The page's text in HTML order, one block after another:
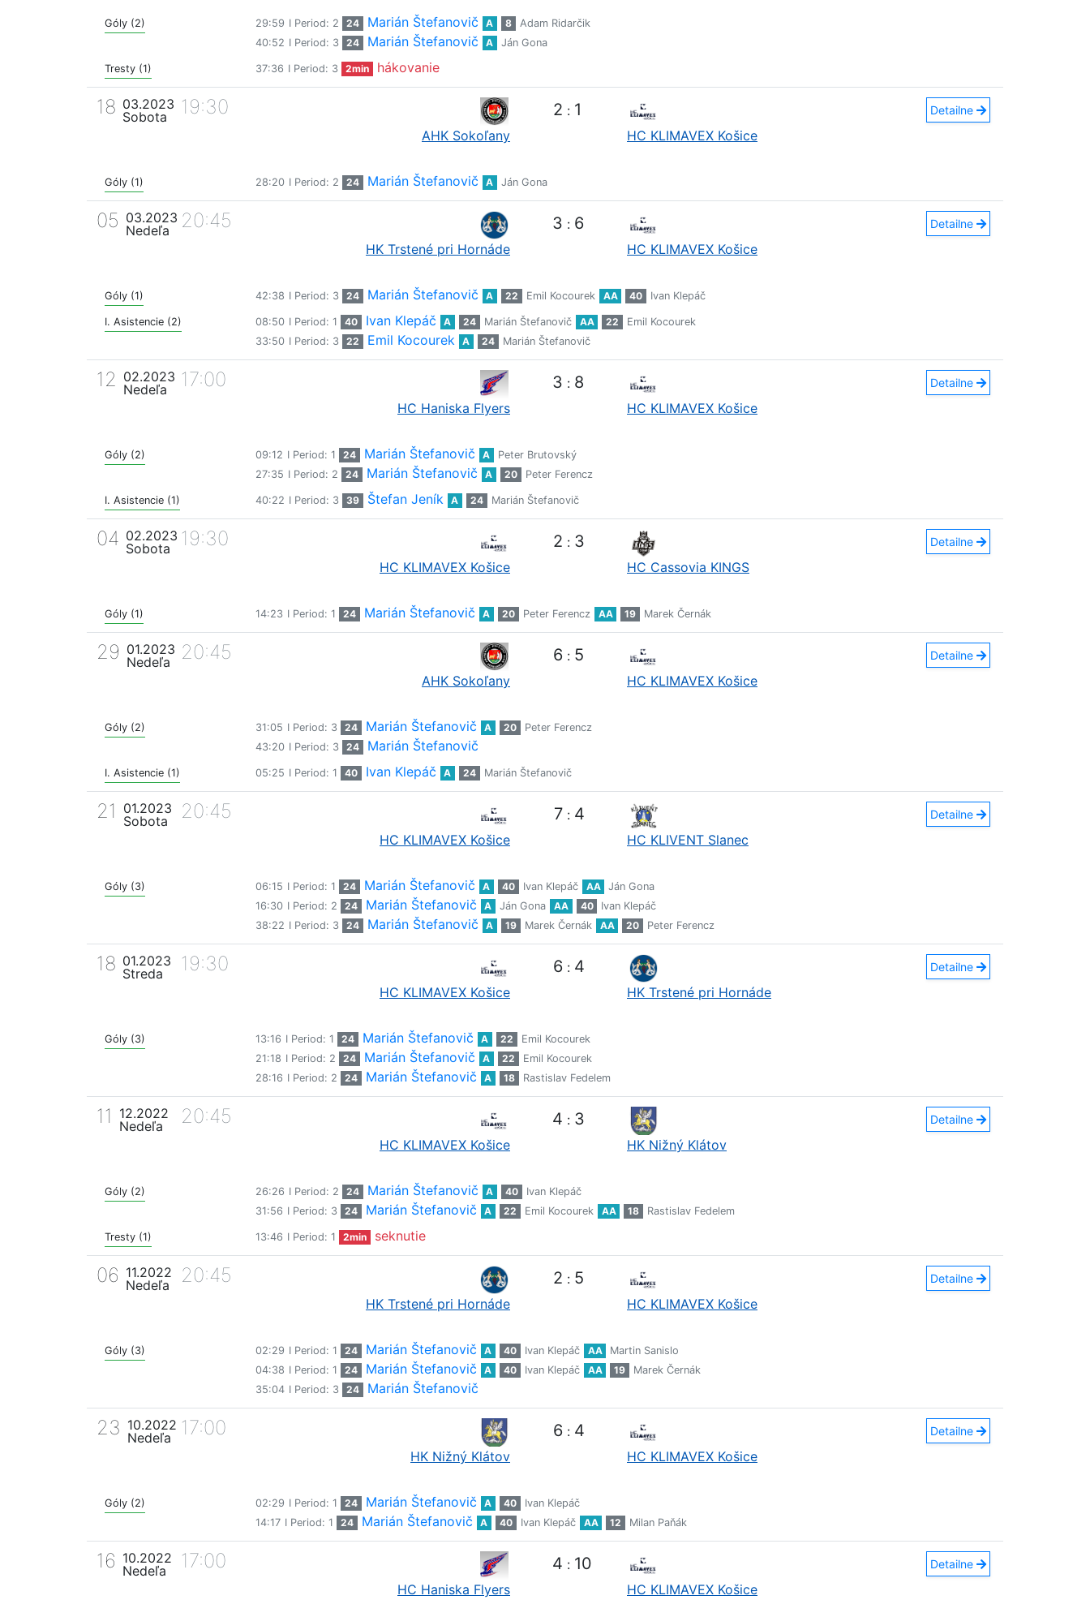
Góly (2) 29:59 I Period: 2 24 Marián Štefanovič A 8
Adam Ridarčik
40:52 I Period: 3 24 Marián Štefanovič A Ján Gona
Tresty (1) 37:36 I Period: 3 2min hákovanie
18 03.2023
Sobota
19:30
AHK Sokoľany
2 : 1
HC KLIMAVEX Košice
Detailne
Góly (1) 28:20 I Period: 2 24 Marián Štefanovič A Ján Gona
05 03.2023
Nedeľa
20:45
HK Trstené pri Hornáde
3 : 6
HC KLIMAVEX Košice
Detailne
Góly (1) 42:38 I Period: 3 24 Marián Štefanovič A 22 Emil Kocourek AA 40 Ivan Klepáč
I. Asistencie (2) 08:50 I Period: 1 40 Ivan Klepáč A 24 Marián Štefanovič AA 22
Emil Kocourek
33:50 I Period: 3 22 Emil Kocourek A 24 Marián Štefanovič
12 02.2023
Nedeľa
17:00
HC Haniska Flyers
3 : 8
HC KLIMAVEX Košice
Detailne
Góly (2) 09:12 I Period: 1 24 Marián Štefanovič A
Peter Brutovský
27:35 I Period: 2 24 Marián Štefanovič A 20 Peter Ferencz
I. Asistencie (1) 40:22 I Period: 3 39 Štefan Jeník A 24 Marián Štefanovič
04 02.2023
Sobota
19:30
HC KLIMAVEX Košice
2 : 3
HC Cassovia KINGS
Detailne
Góly (1) 14:23 I Period: 1 24 Marián Štefanovič A 20 Peter Ferencz AA 19 Marek Černák
29 01.2023
Nedeľa
20:45
AHK Sokoľany
6 : 5
HC KLIMAVEX Košice
Detailne
Góly (2) 31:05 I Period: 3 24 Marián Štefanovič A 20
Peter Ferencz
43:20 I Period: 3 24 Marián Štefanovič
I. Asistencie (1) 05:25 I Period: 1 40 Ivan Klepáč A 24 Marián Štefanovič
21
01.2023
Sobota
20:45
HC KLIMAVEX Košice
7 : 4
HC KLIVENT Slanec
Detailne
Góly (3) 06:15 I Period: 1 24 Marián Štefanovič A 40 Ivan Klepáč AA
Ján Gona
16:30 I Period: 2 24 Marián Štefanovič A Ján Gona AA 40
Ivan Klepáč
38:22 I Period: 3 24 Marián Štefanovič A 19 Marek Černák AA 20 Peter Ferencz
18 01.2023
Streda
19:30
HC KLIMAVEX Košice
6 : 4
HK Trstené pri Hornáde
Detailne
Góly (3) 13:16 I Period: 1 24 Marián Štefanovič A 22
Emil Kocourek
21:18 I Period: 2 24 Marián Štefanovič A 22
Emil Kocourek
28:16 I Period: 2 24 Marián Štefanovič A 18 Rastislav Fedelem
11
12.2022
Nedeľa
20:45
HC KLIMAVEX Košice
4 : 3
HK Nižný Klátov
Detailne
Góly (2) 26:26 I Period: 2 24 Marián Štefanovič A 40
Ivan Klepáč
31:56 I Period: 3 24 Marián Štefanovič A 22 Emil Kocourek AA 18 Rastislav Fedelem
Tresty (1) 13:46 I Period: 1 2min seknutie
06 11.2022
Nedeľa
20:45
HK Trstené pri Hornáde
2 : 5
HC KLIMAVEX Košice
Detailne
Góly (3) 02:29 I Period: 1 24 Marián Štefanovič A 40 Ivan Klepáč AA
Martin Sanislo
04:38 I Period: 1 24 Marián Štefanovič A 40 Ivan Klepáč AA 19
Marek Černák
35:04 I Period: 3 24 Marián Štefanovič
23 10.2022
Nedeľa
17:00
HK Nižný Klátov
6 : 4
HC KLIMAVEX Košice
Detailne
Góly (2) 02:29 I Period: 1 24 Marián Štefanovič A 40
Ivan Klepáč
14:17 I Period: 1 24 Marián Štefanovič A 40 Ivan Klepáč AA 12 Milan Paňák
16 10.2022
Nedeľa
17:00
HC Haniska Flyers
4 : 10
HC KLIMAVEX Košice
Detailne